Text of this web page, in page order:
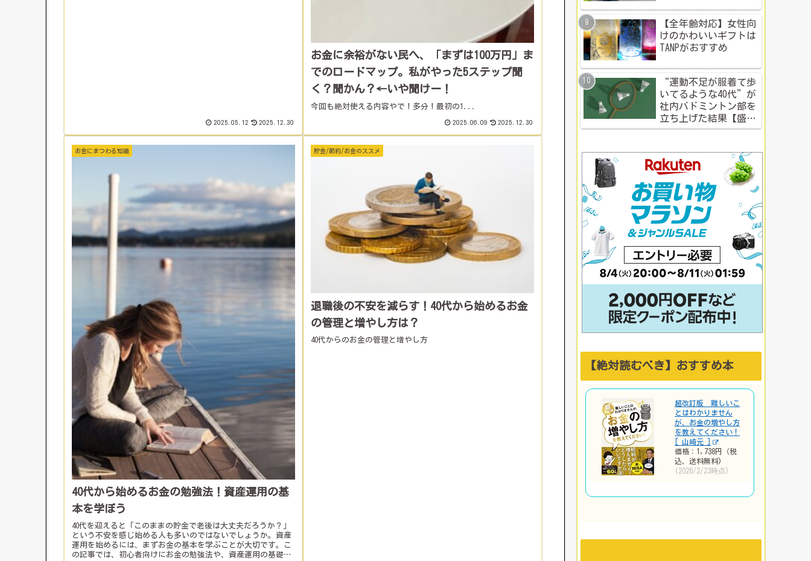
2025.05.12 2025.12.30
お金に余裕がない民へ、「まずは100万円」ま
でのロードマップ。私がやった5ステップ聞
く？聞かん？←いや聞けー！
今回も絶対使える内容やで！多分！最初の1...
2025.06.09 2025.12.30
お金にまつわる知識
40代から始めるお金の勉強法！資産運用の基
本を学ぼう
40代を迎えると「このままの貯金で老後は大丈夫だろうか？」
という不安を感じ始める人も多いのではないでしょうか。資産
運用を始めるには、まずお金の基本を学ぶことが大切です。こ
の記事では、初心者向けにお金の勉強法や、資産運用の基礎知
貯金/節約/お金のススメ
退職後の不安を減らす！40代から始めるお金
の管理と増やし方は？
40代からのお金の管理と増やし方
【全年齢対応】女性向
けのかわいいギフトは
TANPがおすすめ
“運動不足が服着て歩
いてるような40代”が
社内バドミントン部を
立ち上げた結果【盛り
上がる社内イベント成
【絶対読むべき】おすすめ本
超改訂版 難しいこ
とはわかりません
が、お金の増やし方
を教えてください！
[ 山崎元 ]
価格：1,738円（税
込、送料無料)
(2026/2/23時点)